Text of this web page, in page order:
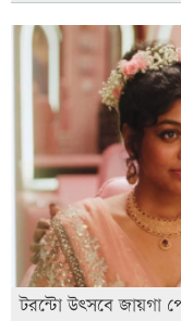
টরন্টো উৎসবে জায়গা